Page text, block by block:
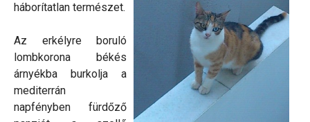
háborítatlan természet.
Az erkélyre boruló
lombkorona békés
árnyékba burkolja a
mediterrán
napfényben fürdőző